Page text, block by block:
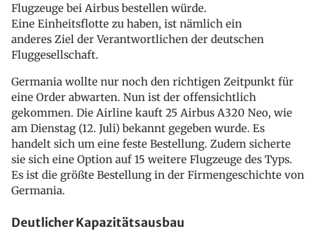
Flugzeuge bei Airbus bestellen würde.
Eine Einheitsflotte zu haben, ist nämlich ein
anderes Ziel der Verantwortlichen der deutschen
Fluggesellschaft.
Germania wollte nur noch den richtigen Zeitpunkt für
eine Order abwarten. Nun ist der offensichtlich
gekommen. Die Airline kauft 25 Airbus A320 Neo, wie
am Dienstag (12. Juli) bekannt gegeben wurde. Es
handelt sich um eine feste Bestellung. Zudem sicherte
sie sich eine Option auf 15 weitere Flugzeuge des Typs.
Es ist die größte Bestellung in der Firmengeschichte von
Germania.
Deutlicher Kapazitätsausbau